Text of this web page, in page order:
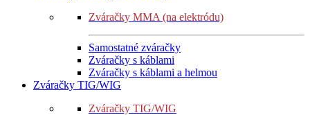
Zváračky MMA (na elektródu)
Samostatné zváračky
Zváračky s káblami
Zváračky s káblami a helmou
Zváračky TIG/WIG
Zváračky TIG/WIG